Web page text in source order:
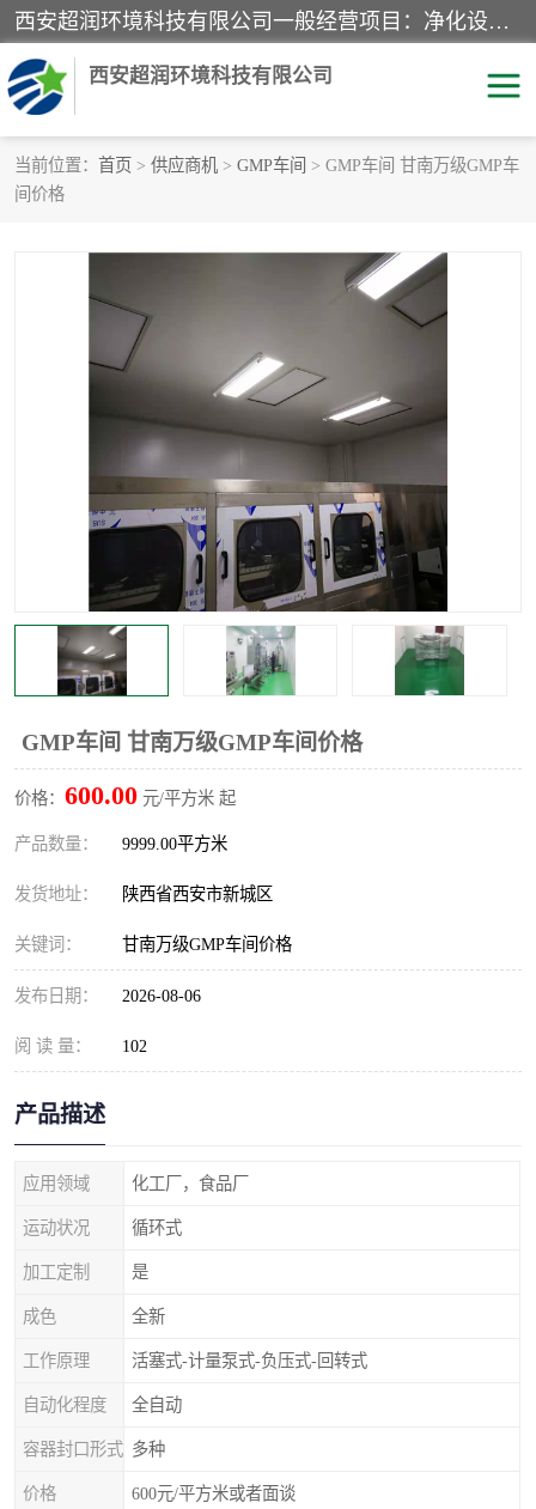
西安超润环境科技有限公司一般经营项目：净化设备、厨房设备、五金机电设备、不锈钢制品、彩钢夹心板、水处理设备的研发、销售；空气净化设备、办公设备、通风设备、建筑材料、金属材料的销售；净化工程、钢结构工程、机电设备工程的设计与施工及技术咨询服务；货物及技术的进出口的业务经营。
西安超润环境科技有限公司
当前位置： 首页 > 供应商机 > GMP车间 > GMP车间 甘南万级GMP车
间价格
GMP车间 甘南万级GMP车间价格
价格： 600.00 元/平方米 起
产品数量： 9999.00平方米
发货地址： 陕西省西安市新城区
关键词： 甘南万级GMP车间价格
发布日期： 2026-08-06
阅 读 量： 102
产品描述
应用领域 化工厂，食品厂
运动状况 循环式
加工定制 是
成色 全新
工作原理 活塞式-计量泵式-负压式-回转式
自动化程度 全自动
容器封口形式 多种
价格 600元/平方米或者面谈
洁净手术室
洁净室工程
净化车间工程